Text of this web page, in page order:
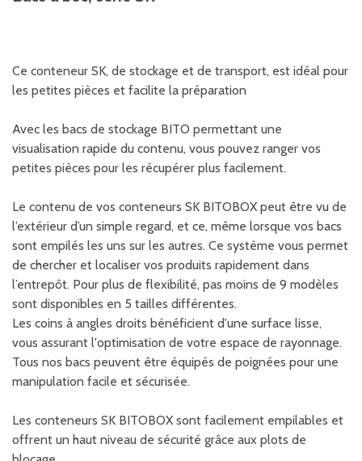
Ce conteneur SK, de stockage et de transport, est idéal pour
les petites pièces et facilite la préparation
Avec les bacs de stockage BITO permettant une
visualisation rapide du contenu, vous pouvez ranger vos
petites pièces pour les récupérer plus facilement.
Le contenu de vos conteneurs SK BITOBOX peut être vu de
l’extérieur d’un simple regard, et ce, même lorsque vos bacs
sont empilés les uns sur les autres. Ce système vous permet
de chercher et localiser vos produits rapidement dans
l’entrepôt. Pour plus de flexibilité, pas moins de 9 modèles
sont disponibles en 5 tailles différentes.
Les coins à angles droits bénéficient d'une surface lisse,
vous assurant l'optimisation de votre espace de rayonnage.
Tous nos bacs peuvent être équipés de poignées pour une
manipulation facile et sécurisée.
Les conteneurs SK BITOBOX sont facilement empilables et
offrent un haut niveau de sécurité grâce aux plots de